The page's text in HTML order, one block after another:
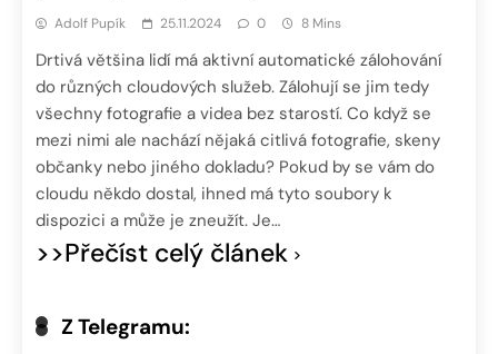
Adolf Pupík 25.11.2024 0 8 Mins
Drtivá většina lidí má aktivní automatické zálohování
do různých cloudových služeb. Zálohují se jim tedy
všechny fotografie a videa bez starostí. Co když se
mezi nimi ale nachází nějaká citlivá fotografie, skeny
občanky nebo jiného dokladu? Pokud by se vám do
cloudu někdo dostal, ihned má tyto soubory k
dispozici a může je zneužít. Je…
>>Přečíst celý článek
Z Telegramu: